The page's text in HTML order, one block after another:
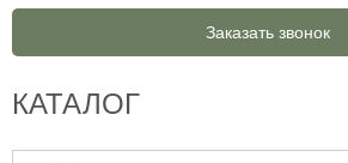
Заказать звонок
КАТАЛОГ